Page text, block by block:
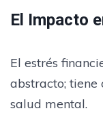
El Impacto
El estrés
abstracto; tiene
salud mental.